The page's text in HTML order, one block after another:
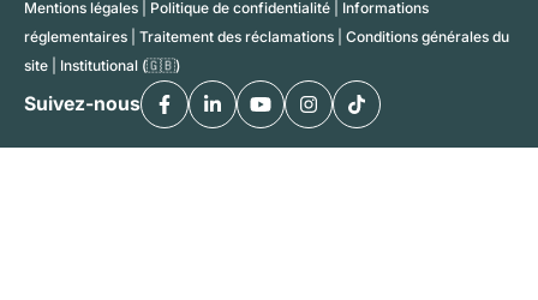
Mentions légales
Politique de confidentialité
Informations
réglementaires
Traitement des réclamations
Conditions générales du
site
Institutional (🇬🇧)
Suivez-nous